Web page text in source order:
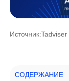
Источник:Tadviser
СОДЕРЖАНИЕ